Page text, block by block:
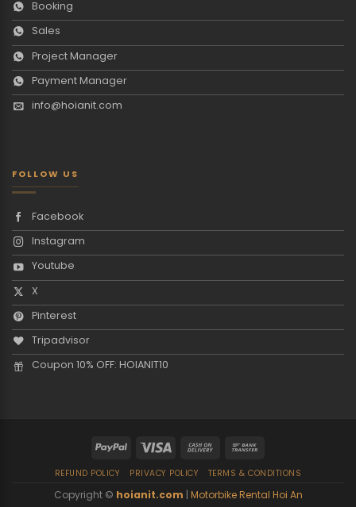
Booking
Sales
Project Manager
Payment Manager
info@hoianit.com
FOLLOW US
Facebook
Instagram
Youtube
X
Pinterest
Tripadvisor
Coupon 10% OFF: HOIANIT10
REFUND POLICY PRIVACY POLICY TERMS & CONDITIONS
Copyright © hoianit.com | Motorbike Rental Hoi An